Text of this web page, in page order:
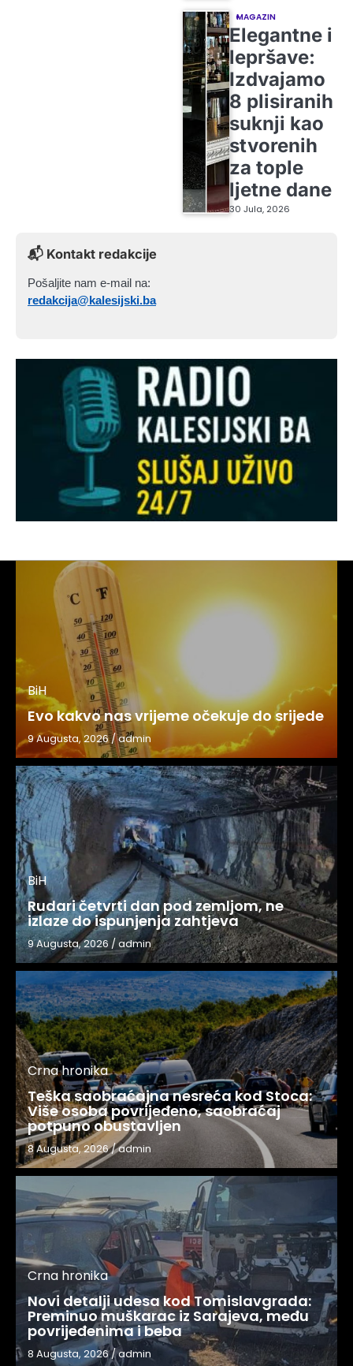
MAGAZIN
Elegantne i
lepršave:
Izdvajamo
8 plisiranih
suknji kao
stvorenih
za tople
ljetne dane
30 Jula, 2026
📬 Kontakt redakcije
Pošaljite nam e-mail na:
redakcija@kalesijski.ba
BiH
Evo kakvo nas vrijeme očekuje do srijede
9 Augusta, 2026/admin
BiH
Rudari četvrti dan pod zemljom, ne
izlaze do ispunjenja zahtjeva
9 Augusta, 2026 / admin
Crna hronika
Teška saobraćajna nesreća kod Stoca:
Više osoba povrijeđeno, saobraćaj
potpuno obustavljen
8 Augusta, 2026/admin
Crna hronika
Novi detalji udesa kod Tomislavgrada:
Preminuo muškarac iz Sarajeva, među
povrijeđenima i beba
8 Augusta, 2026/admin